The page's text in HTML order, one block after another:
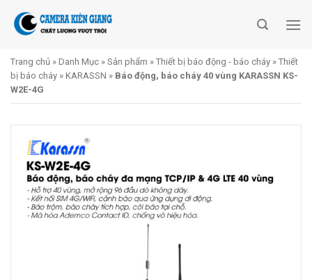
Trang chủ » Danh Mục » Sản phẩm » Thiết bị báo động - báo cháy » Thiết
bị báo cháy » KARASSN » Báo động, báo cháy 40 vùng KARASSN KS-
W2E-4G